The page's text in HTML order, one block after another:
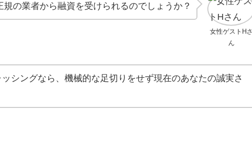
女性ゲストHさ
ん
の業者から融資を受けられるのでしょうか？
シングなら、機械的な足切りをせず現在のあなたの誠実さ